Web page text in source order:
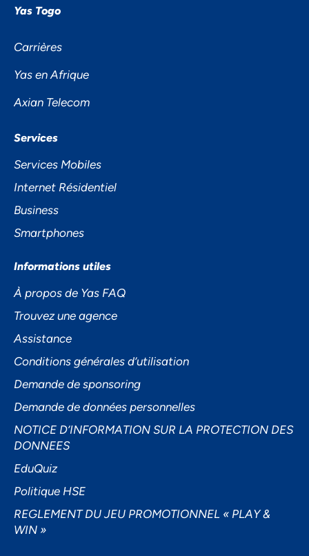
Yas Togo
Carrières
Yas en Afrique
Axian Telecom
Services
Services Mobiles
Internet Résidentiel
Business
Smartphones
Informations utiles
À propos de Yas FAQ
Trouvez une agence
Assistance
Conditions générales d’utilisation
Demande de sponsoring
Demande de données personnelles
NOTICE D’INFORMATION SUR LA PROTECTION DES
DONNEES
EduQuiz
Politique HSE
REGLEMENT DU JEU PROMOTIONNEL « PLAY &
WIN »
NOUS ACCORDONS DE
L'IMPORTANCE À VOTRE VIE
PRIVÉE
Préférences